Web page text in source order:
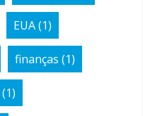
EUA(1)
finanças (1)
(1)